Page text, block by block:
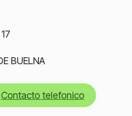
BUELNA
Contacto telefonico